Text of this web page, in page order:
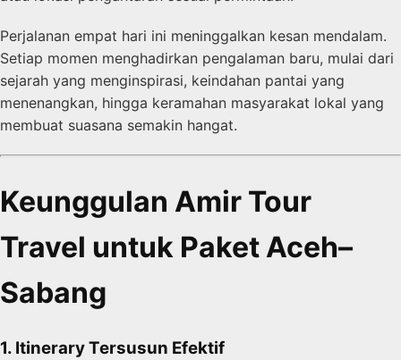
Perjalanan empat hari ini meninggalkan kesan mendalam.
Setiap momen menghadirkan pengalaman baru, mulai dari
sejarah yang menginspirasi, keindahan pantai yang
menenangkan, hingga keramahan masyarakat lokal yang
membuat suasana semakin hangat.
Keunggulan Amir Tour
Travel untuk Paket Aceh–
Sabang
1. Itinerary Tersusun Efektif